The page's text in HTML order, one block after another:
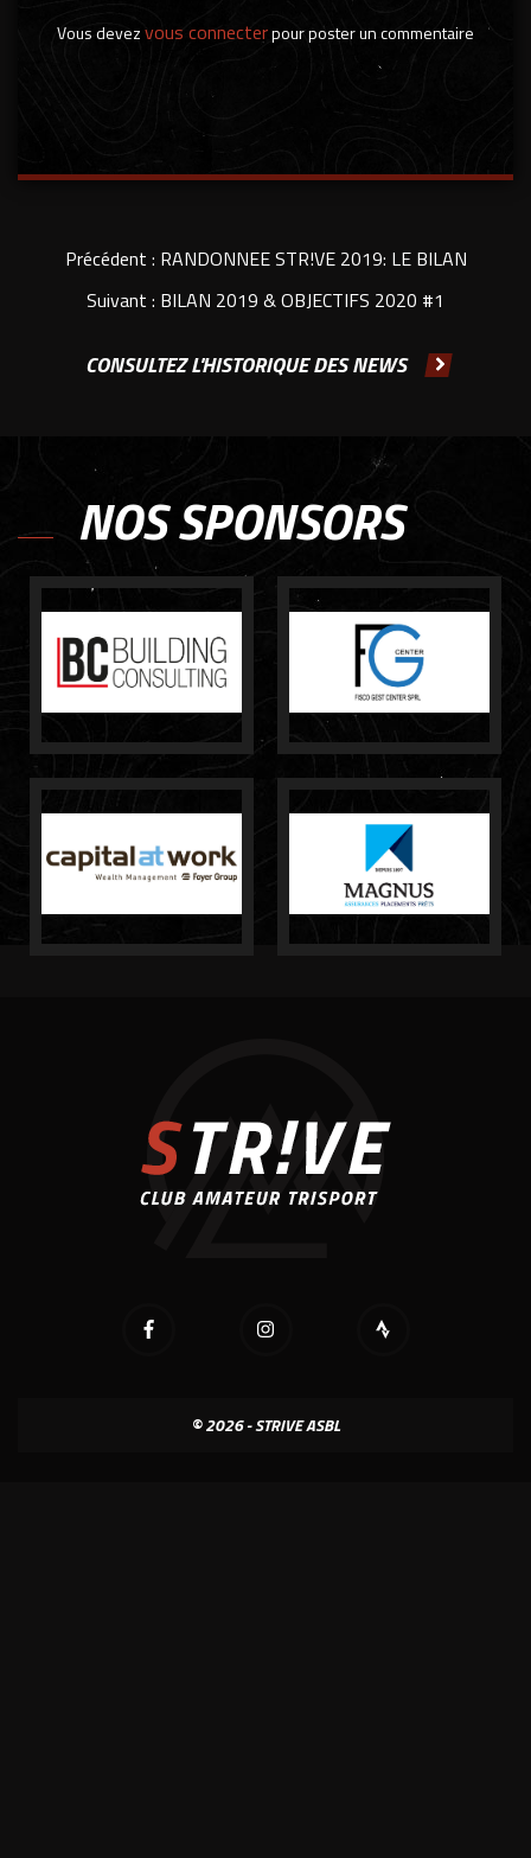
Vous devezvous connecterpour poster un commentaire
Précédent : RANDONNEE STR!VE 2019: LE BILAN
Suivant : BILAN 2019 & OBJECTIFS 2020 #1
CONSULTEZ L'HISTORIQUE DES NEWS
NOS SPONSORS
© 2026 - STRIVE ASBL